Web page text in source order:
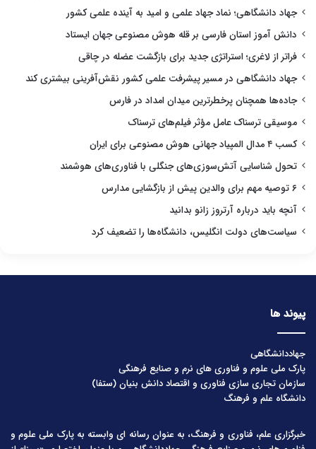
جهاد دانشگاهی؛ نماد جهاد علمی و امید به آینده علمی کشور
دانش آموز استان فارسی بر قله هوش مصنوعی جهان ایستاد
فراتر از لاغری؛ استراتژی جدید برای بازگشت عضله در چاقی
جهاد دانشگاهی در مسیر پیشرفت علمی کشور نقش‌آفرینی بیشتری کند
جاده‌ها همچنان پرخطرترین میدان امداد در فارس
موسیقی ترسناک عامل مؤثر فیلم‌های ترسناک
کسب ۴ مدال المپیاد جهانی هوش مصنوعی برای ایران
تحول شناسایی آتش‌سوزی‌های جنگلی با فناوری‌های هوشمند
۶ توصیه مهم برای والدین پیش از بازگشایی مدارس
آنچه باید درباره آرتروز زانو بدانید
سیاست‌های دولت انگلیس، دانشگاه‌ها را تضعیف کرد
پیوند ها
جهاددانشگاهی
پارک ملی علوم و فناوری های نرم و صنایع فرهنگی
سازمان تجاری سازی فناوری و اقتصاد دانش بنیان (ستفا)
دانشگاه علم و فرهنگ
خبرگزاری علم، فناوری و فرهنگ، به عنوان رسانه ای وابسته به پارک ملی علوم و